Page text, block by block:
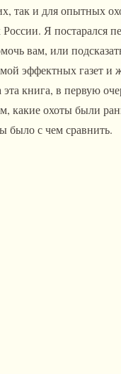
так и для опытных
Я постарался
вам, или
эффектных газет и
книга, в первую
какие охоты были
было с чем сравнить.